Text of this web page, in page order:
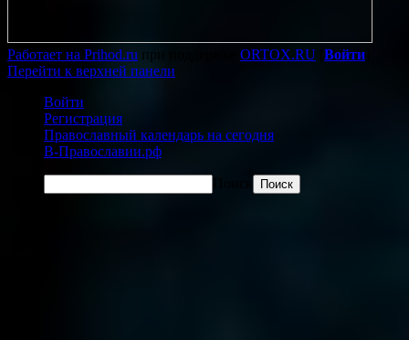
Работает на Prihod.ru при поддержке ORTOX.RU Войти
Перейти к верхней панели
Войти
Регистрация
Православный календарь на сегодня
В-Православии.рф